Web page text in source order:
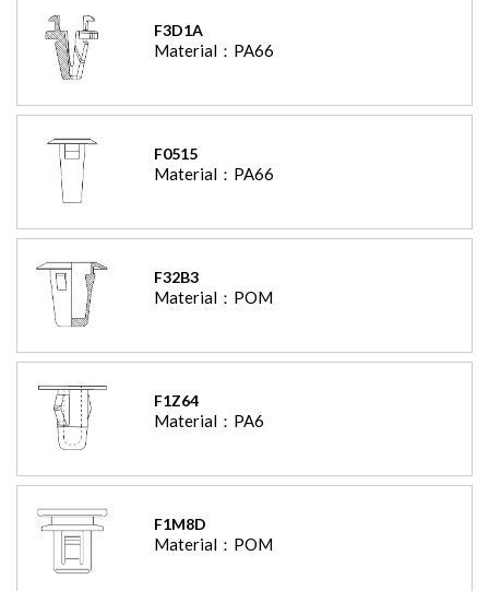
F3D1A
Material： PA66
F0515
Material： PA66
F32B3
Material： POM
F1Z64
Material： PA6
F1M8D
Material： POM